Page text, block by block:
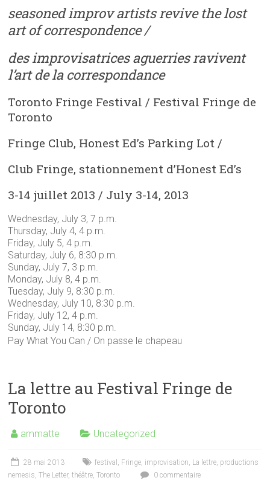
seasoned improv artists revive the lost
art of correspondence /
des improvisatrices aguerries ravivent
l’art de la correspondance
Toronto Fringe Festival / Festival Fringe de
Toronto
Fringe Club, Honest Ed’s Parking Lot /
Club Fringe, stationnement d’Honest Ed’s
3-14 juillet 2013 / July 3-14, 2013
Wednesday, July 3, 7 p.m.
Thursday, July 4, 4 p.m.
Friday, July 5, 4 p.m.
Saturday, July 6, 8:30 p.m.
Sunday, July 7, 3 p.m.
Monday, July 8, 4 p.m.
Tuesday, July 9, 8:30 p.m.
Wednesday, July 10, 8:30 p.m.
Friday, July 12, 4 p.m.
Sunday, July 14, 8:30 p.m.
Pay What You Can / On passe le chapeau
La lettre au Festival Fringe de
Toronto
ammatte Uncategorized
28 mai 2013 festival Fringe improvisation La lettre productions
nemesis ,The Letter,théâtre ,Toronto 0 commentaire